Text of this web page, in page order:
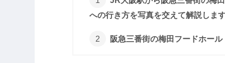
への行き方を写真を交えて解説しま
阪急三番街の梅田フードホー